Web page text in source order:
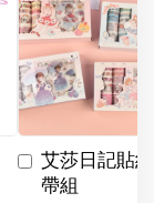
艾莎日記貼
帶組